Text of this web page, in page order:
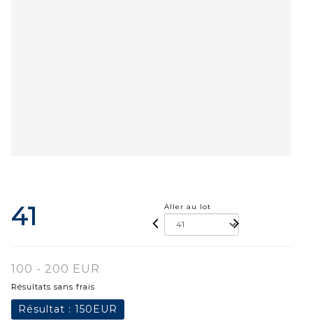
41 Aller au lot
100 - 200 EUR
Résultats sans frais
Résultat : 150EUR